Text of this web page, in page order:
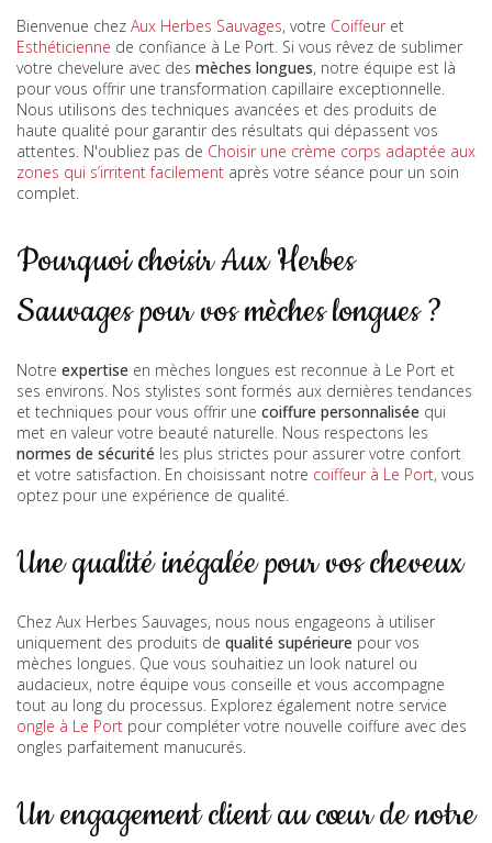
Bienvenue chez Aux Herbes Sauvages, votre Coiffeuret
Esthéticienne de confiance à Le Port. Si vous rêvez de sublimer
votre chevelure avec des mèches longues, notre équipe est là
pour vous offrir une transformation capillaire exceptionnelle.
Nous utilisons des techniques avancées et des produits de
haute qualité pour garantir des résultats qui dépassent vos
attentes. N'oubliez pas de Choisir une crème corps adaptée aux
zones qui s’irritent facilement après votre séance pour un soin
complet.
Pourquoi choisir Aux Herbes
Sauvages pour vos mèches longues ?
Notre expertise en mèches longues est reconnue à Le Port et
ses environs. Nos stylistes sont formés aux dernières tendances
et techniques pour vous offrir une coiffure personnalisée qui
met en valeur votre beauté naturelle. Nous respectons les
normes de sécurité les plus strictes pour assurer votre confort
et votre satisfaction. En choisissant notre coiffeur à Le Port, vous
optez pour une expérience de qualité.
Une qualité inégalée pour vos cheveux
Chez Aux Herbes Sauvages, nous nous engageons à utiliser
uniquement des produits de qualité supérieure pour vos
mèches longues. Que vous souhaitiez un look naturel ou
audacieux, notre équipe vous conseille et vous accompagne
tout au long du processus. Explorez également notre service
ongle à Le Port pour compléter votre nouvelle coiffure avec des
ongles parfaitement manucurés.
Un engagement client au cœur de notre